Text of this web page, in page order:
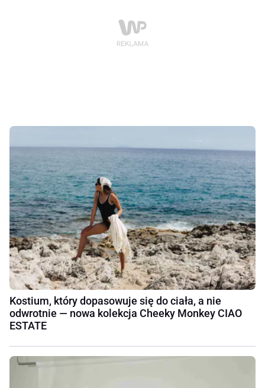
Kostium, który dopasowuje się do ciała, a nie
odwrotnie — nowa kolekcja Cheeky Monkey CIAO
ESTATE